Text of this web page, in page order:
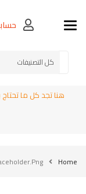
Toggle navigation
هنا تجد كل ما
Home